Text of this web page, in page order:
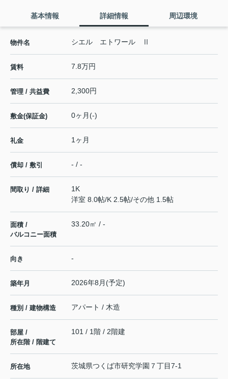
基本情報 詳細情報 周辺環境
物件名 シエル エトワール Ⅱ
賃料 7.8万円
管理 / 共益費 2,300円
敷金(保証金) 0ヶ月(-)
礼金 1ヶ月
償却 / 敷引 - / -
間取り / 詳細
1K
洋室 8.0帖/K 2.5帖/その他 1.5帖
面積 /
バルコニー面積
33.20㎡ / -
向き -
築年月 2026年8月(予定)
種別 / 建物構造 アパート / 木造
部屋 /
所在階 / 階建て
101 / 1階 / 2階建
所在地 茨城県つくば市研究学園 ７丁目7-1